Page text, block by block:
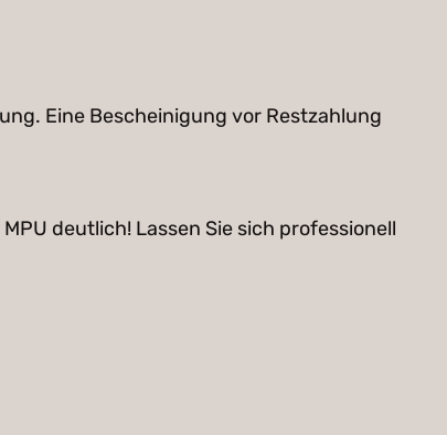
Eine Bescheinigung vor Restzahlung
deutlich! Lassen Sie sich professionell